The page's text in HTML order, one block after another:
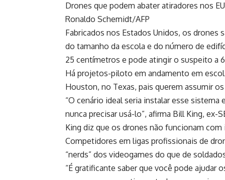
Drones que podem abater atiradores nos
Ronaldo Schemidt/AFP
Fabricados nos Estados Unidos, os
do tamanho da escola e do número de
25 centímetros e pode atingir o suspeito a
Há projetos-piloto em andamento em
Houston, no Texas, pais querem assumir
“O cenário ideal seria instalar esse
nunca precisar usá-lo”, afirma Bill King, ex-
King diz que os drones não funcionam
Competidores em ligas profissionais de
“nerds” dos videogames do que de
“É gratificante saber que você pode ajudar